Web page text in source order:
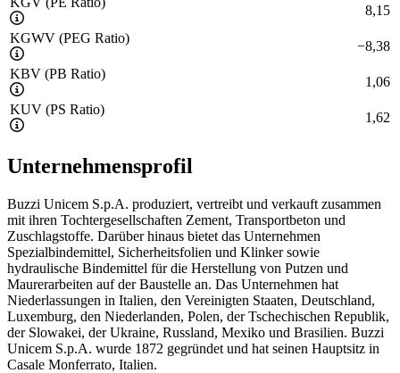
8,15
KGWV (PEG Ratio)
−8,38
KBV (PB Ratio)
1,06
KUV (PS Ratio)
1,62
Unternehmensprofil
Buzzi Unicem S.p.A. produziert, vertreibt und verkauft zusammen
mit ihren Tochtergesellschaften Zement, Transportbeton und
Zuschlagstoffe. Darüber hinaus bietet das Unternehmen
Spezialbindemittel, Sicherheitsfolien und Klinker sowie
hydraulische Bindemittel für die Herstellung von Putzen und
Maurerarbeiten auf der Baustelle an. Das Unternehmen hat
Niederlassungen in Italien, den Vereinigten Staaten, Deutschland,
Luxemburg, den Niederlanden, Polen, der Tschechischen Republik,
der Slowakei, der Ukraine, Russland, Mexiko und Brasilien. Buzzi
Unicem S.p.A. wurde 1872 gegründet und hat seinen Hauptsitz in
Casale Monferrato, Italien.